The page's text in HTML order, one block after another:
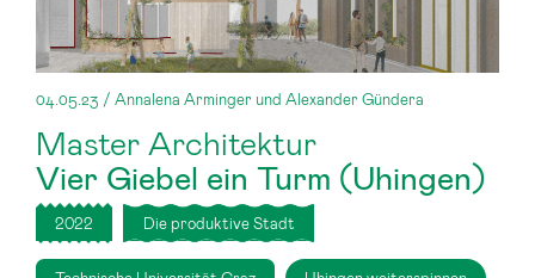
04.05.23 / Annalena Arminger und Alexander Gündera
Master Architektur
Vier Giebel ein Turm (Uhingen)
2022 Die produktive Stadt